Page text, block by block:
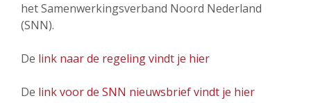
het Samenwerkingsverband Noord Nederland
(SNN).
De link naar de regeling vindt je hier
De link voor de SNN nieuwsbrief vindt je hier